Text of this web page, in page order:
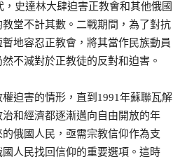
史達林大肆迫害正教會和其他俄國
堂不計其數。二戰期間，為了對抗
地容忍正教會，將其當作民族動員
不減對於正教徒的反對和迫害。
迫害的情形，直到1991年蘇聯瓦解
和經濟都逐漸邁向自由開放的年
俄國人民，亟需宗教信仰作為支
人民找回信仰的重要選項。這時